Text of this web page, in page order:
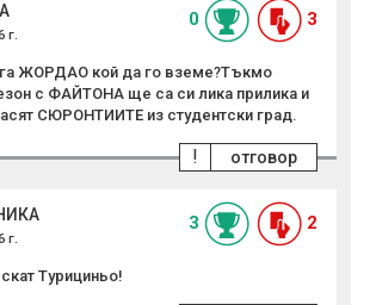
г.
0 3
ЖОРДАО кой да го вземе?Тъкмо
с ФАЙТОНА ще са си лика прилика и
СЮРОНТИИТЕ из студентски град.
отговор
!
г.
3 2
Турициньо!